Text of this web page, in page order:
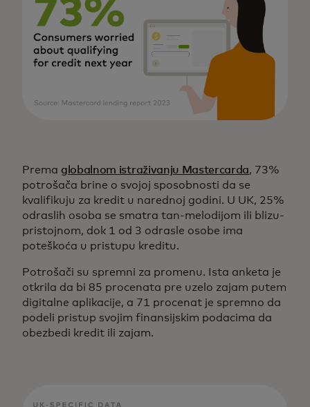
Prema globalnom istraživanju Mastercarda, 73%
potrošača brine o svojoj sposobnosti da se
kvalifikuju za kredit u narednoj godini. U UK, 25%
odraslih osoba se smatra tan-melodijom ili blizu-
pristojnom, dok 1 od 3 odrasle osobe ima
poteškoća u pristupu kreditu.
Potrošači su spremni za promenu. Ista anketa je
otkrila da bi 85 procenata pre uzelo zajam putem
digitalne aplikacije, a 71 procenat je spremno da
podeli pristup svojim finansijskim podacima da
obezbedi kredit ili zajam.